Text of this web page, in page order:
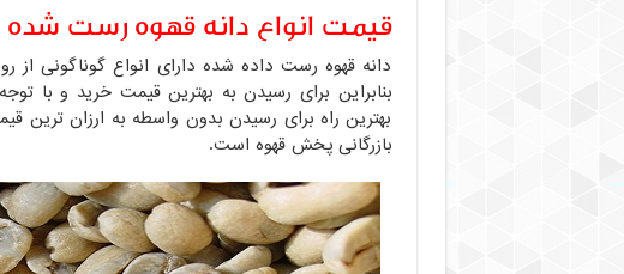
قیمت انواع دانه قهوه رست شده
بنابراین برای رسیدن به بهترین قیمت خرید و با
بهترین راه برای رسیدن بدون واسطه به ارزان ترین
بازرگانی پخش قهوه است.